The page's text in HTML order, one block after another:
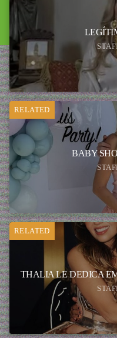
RELATED
BABY
RELATED
THALIA LE DEDICA